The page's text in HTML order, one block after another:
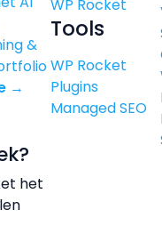
&
→
het
WP Rocket
Tools
WP Rocket
Plugins
Managed SEO